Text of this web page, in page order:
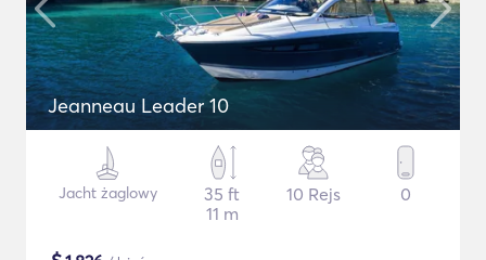
Jeanneau Leader 10
Jacht żaglowy
35 ft
11 m
10 Rejs 0